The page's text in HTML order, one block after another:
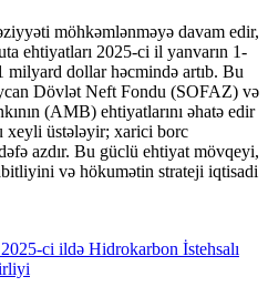
möhkəmlənməyə davam edir,
ehtiyatları 2025-ci il yanvarın 1-
milyard dollar həcmində artıb. Bu
Dövlət Neft Fondu (SOFAZ) və
(AMB) ehtiyatlarını əhatə edir
xeyli üstələyir; xarici borc
azdır. Bu güclü ehtiyat mövqeyi,
və hökumətin strateji iqtisadi